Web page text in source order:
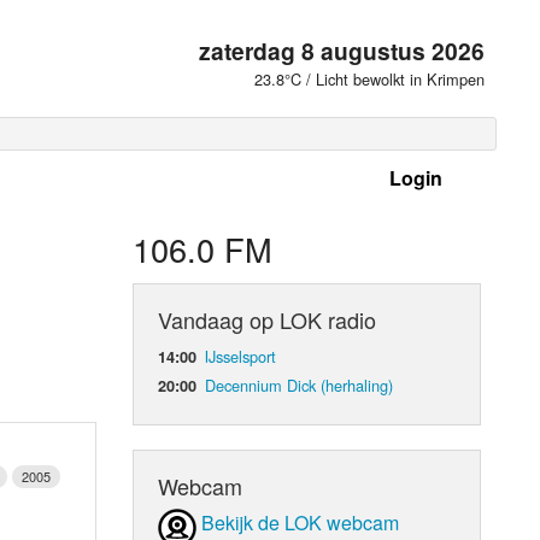
zaterdag 8 augustus 2026
23.8°C / Licht bewolkt in Krimpen
Login
2005
106.0 FM
Vandaag op LOK radio
14:00 IJsselsport
20:00 Decennium Dick (herhaling)
Webcam
Bekijk de LOK webcam